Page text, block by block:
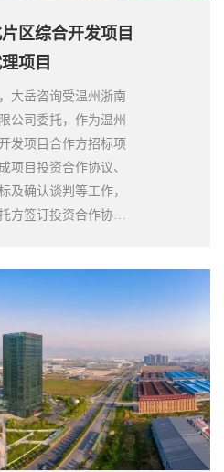
区综合开发项目
项目
大岳咨询受温州浙南
公司委托，作为温州
发项目合作方招标项
项目投资合作协议、
及确认谈判等工作，
方签订投资合作协